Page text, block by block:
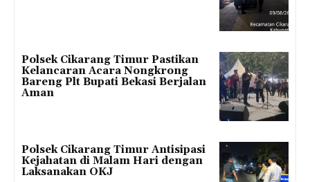
Polsek Cikarang Timur Pastikan
Kelancaran Acara Nongkrong
Bareng Plt Bupati Bekasi Berjalan
Aman
Polsek Cikarang Timur Antisipasi
Kejahatan di Malam Hari dengan
Laksanakan OKJ